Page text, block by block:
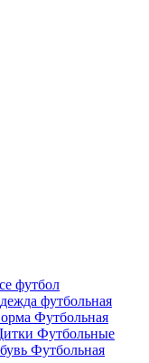
футбол
футбольная
Футбольная
Футбольные
Футбольная